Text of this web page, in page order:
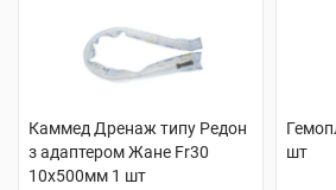
Каммед Дренаж типу Редон
з адаптером Жане Fr30
10x500мм 1 шт
шт